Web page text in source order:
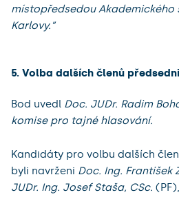
místopředsedou Akademického
Karlovy.”
5. Volba dalších členů
Bod uvedl Doc. JUDr. Radim
komise pro tajné hlasování.
Kandidáty pro volbu dalších
byli navrženi Doc. Ing. František
JUDr. Ing. Josef Staša, CSc. (PF),